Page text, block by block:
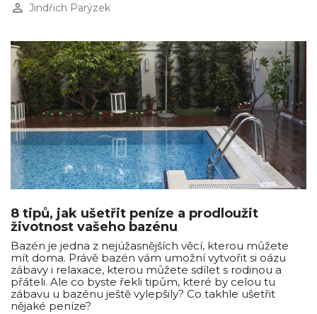
perm_identity Jindřich Parýzek
8 tipů, jak ušetřit peníze a prodloužit
životnost vašeho bazénu
Bazén je jedna z nejúžasnějších věcí, kterou můžete
mít doma. Právě bazén vám umožní vytvořit si oázu
zábavy i relaxace, kterou můžete sdílet s rodinou a
přáteli. Ale co byste řekli tipům, které by celou tu
zábavu u bazénu ještě vylepšily? Co takhle ušetřit
nějaké peníze?